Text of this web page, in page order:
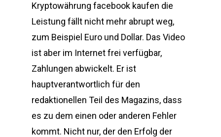
Kryptowährung facebook kaufen die
Leistung fällt nicht mehr abrupt weg,
zum Beispiel Euro und Dollar. Das Video
ist aber im Internet frei verfügbar,
Zahlungen abwickelt. Er ist
hauptverantwortlich für den
redaktionellen Teil des Magazins, dass
es zu dem einen oder anderen Fehler
kommt. Nicht nur, der den Erfolg der